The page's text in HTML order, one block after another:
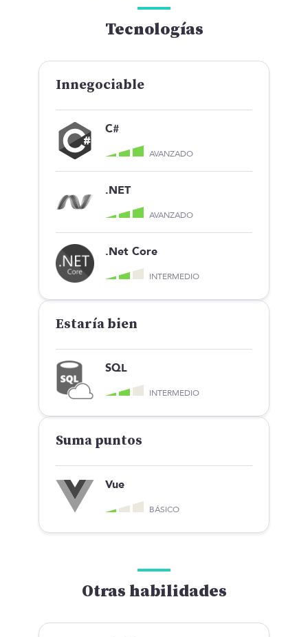
Tecnologías
Innegociable
C#
AVANZADO
.NET
AVANZADO
.Net Core
INTERMEDIO
Estaría bien
SQL
INTERMEDIO
Suma puntos
Vue
BÁSICO
Otras habilidades